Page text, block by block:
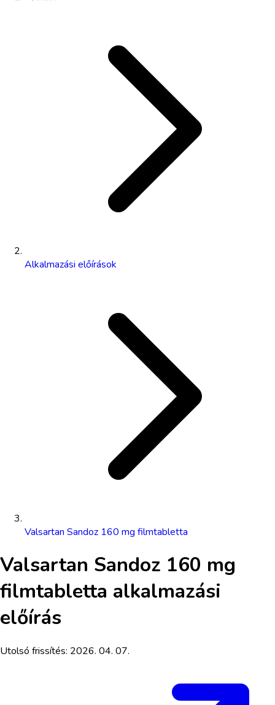
Alkalmazási előírások
Valsartan Sandoz 160 mg filmtabletta
Valsartan Sandoz 160 mg
filmtabletta alkalmazási
előírás
Utolsó frissítés: 2026. 04. 07.